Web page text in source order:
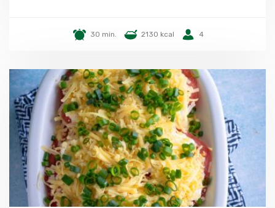
30 min. 2130 kcal 4